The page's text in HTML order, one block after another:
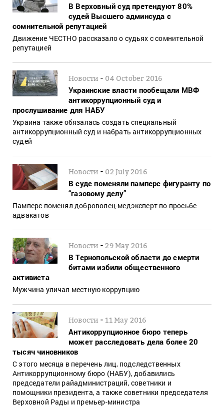
В Верховный суд претендуют 80%
судей Высшего админсуда с
сомнительной репутацией
Движение ЧЕСТНО рассказало о судьях с сомнительной
репутацией
Новости - 04 October 2016
Украинские власти пообещали МВФ
антикоррупционный суд и
прослушивание для НАБУ
Украина также обязалась создать специальный
антикоррупционный суд и набрать антикоррупционных
судей
Новости - 02 July 2016
В суде поменяли памперс фигуранту по
“газовому делу”
Памперс поменял доброволец-медэксперт по просьбе
адвакатов
Новости -29 May 2016
В Тернопольской области до смерти
битами избили общественного
активиста
Мужчина уличал местную коррупцию
Новости -11 May 2016
Антикоррупционное бюро теперь
может расследовать дела более 20
тысяч чиновников
С этого месяца в перечень лиц, подследственных
Антикоррупционному бюро (НАБУ), добавились
председатели райадминистраций, советники и
помощники президента, а также советники председателя
Верховной Рады и премьер-министра